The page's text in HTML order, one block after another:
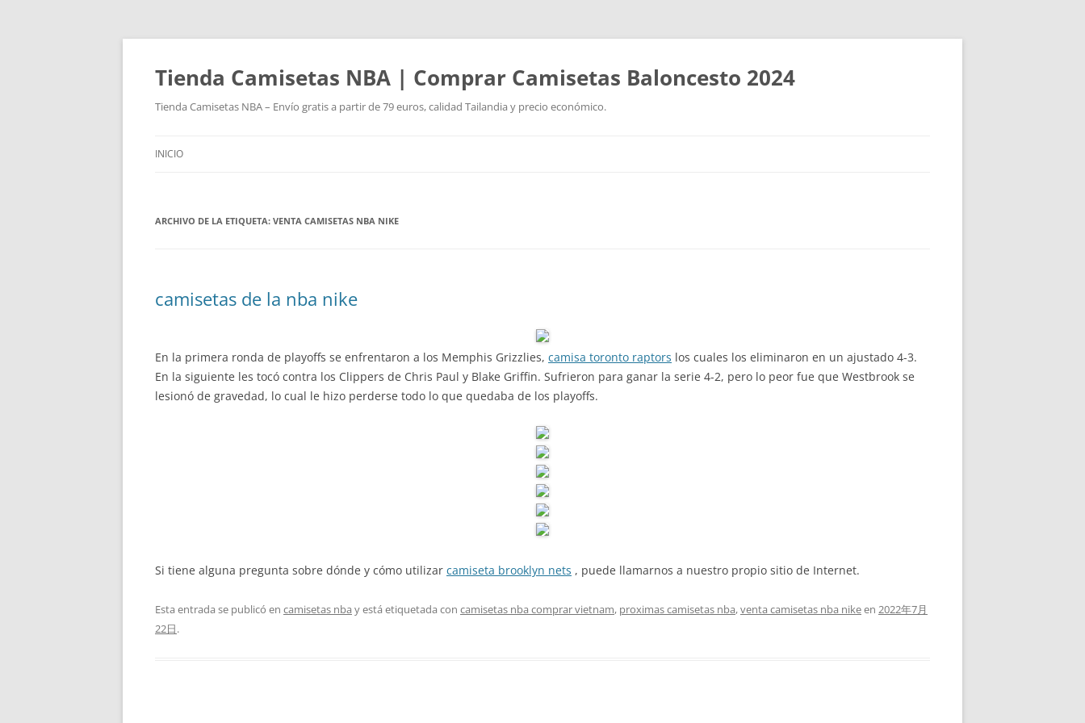
Tienda Camisetas NBA | Comprar Camisetas Baloncesto 2024
Tienda Camisetas NBA – Envío gratis a partir de 79 euros, calidad Tailandia y precio económico.
INICIO
ARCHIVO DE LA ETIQUETA: VENTA CAMISETAS NBA NIKE
camisetas de la nba nike
En la primera ronda de playoffs se enfrentaron a los Memphis Grizzlies, camisa toronto raptors los cuales los eliminaron en un ajustado 4-3.
En la siguiente les tocó contra los Clippers de Chris Paul y Blake Griffin. Sufrieron para ganar la serie 4-2, pero lo peor fue que Westbrook se
lesionó de gravedad, lo cual le hizo perderse todo lo que quedaba de los playoffs.
Si tiene alguna pregunta sobre dónde y cómo utilizar camiseta brooklyn nets , puede llamarnos a nuestro propio sitio de Internet.
Esta entrada se publicó en camisetas nba y está etiquetada con camisetas nba comprar vietnam, proximas camisetas nba,venta camisetas nba nikeen 2022年7月
22日.